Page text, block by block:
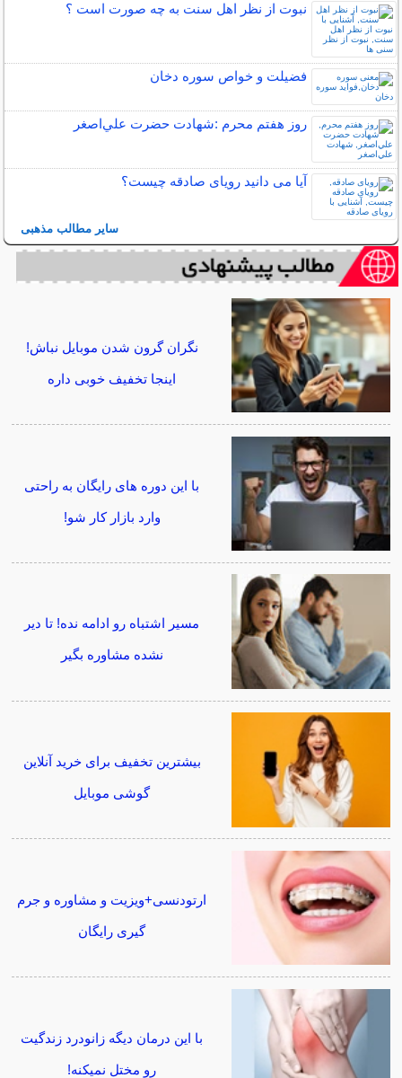
نبوت از نظر اهل سنت به چه صورت است ؟
فضیلت و خواص سوره دخان
روز هفتم محرم :شهادت حضرت علي‌اصغر
آیا می دانید رویای صادقه چیست؟
سایر مطالب مذهبی
نگران گرون شدن موبایل نباش!
اینجا تخفیف خوبی داره
با این دوره های رایگان به راحتی
وارد بازار کار شو!
مسیر اشتباه رو ادامه نده! تا دیر
نشده مشاوره بگیر
بیشترین تخفیف برای خرید آنلاین
گوشی موبایل
ارتودنسی+ویزیت و مشاوره و جرم
گیری رایگان
با این درمان دیگه زانودرد زندگیت
رو مختل نمیکنه!